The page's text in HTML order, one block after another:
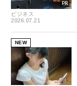
ビジネス
2026.07.21
NEW